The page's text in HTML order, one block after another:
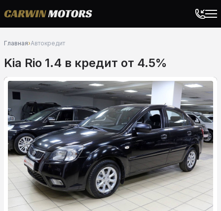
Главная›Автокредит
Kia Rio 1.4 в кредит от 4.5%